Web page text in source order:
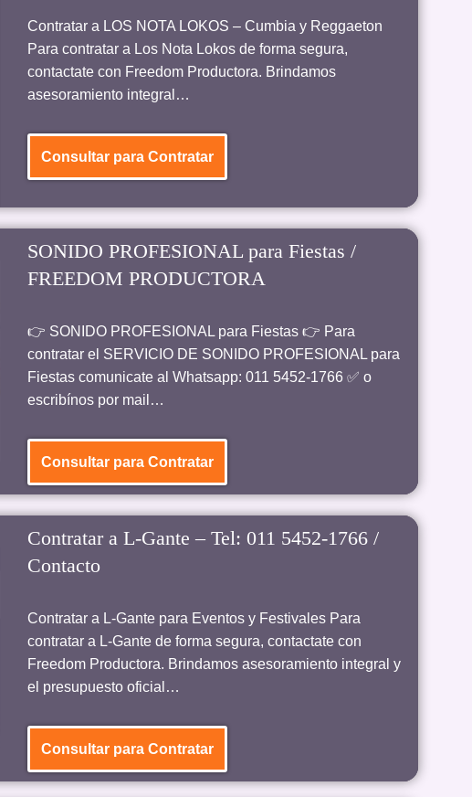
Contratar a LOS NOTA LOKOS – Cumbia y Reggaeton
Para contratar a Los Nota Lokos de forma segura,
contactate con Freedom Productora. Brindamos
asesoramiento integral…
Consultar para Contratar
SONIDO PROFESIONAL para Fiestas /
FREEDOM PRODUCTORA
👉 SONIDO PROFESIONAL para Fiestas 👉 Para
contratar el SERVICIO DE SONIDO PROFESIONAL para
Fiestas comunicate al Whatsapp: 011 5452-1766 ✅ o
escribínos por mail…
Consultar para Contratar
Contratar a L-Gante – Tel: 011 5452-1766 /
Contacto
Contratar a L-Gante para Eventos y Festivales Para
contratar a L-Gante de forma segura, contactate con
Freedom Productora. Brindamos asesoramiento integral y
el presupuesto oficial…
Consultar para Contratar